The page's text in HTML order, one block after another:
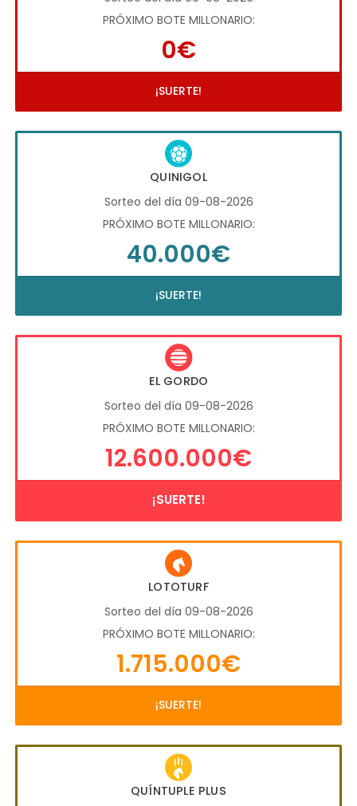
PRÓXIMO BOTE MILLONARIO:
0€
¡SUERTE!
QUINIGOL
Sorteo del día 09-08-2026
PRÓXIMO BOTE MILLONARIO:
40.000€
¡SUERTE!
EL GORDO
Sorteo del día 09-08-2026
PRÓXIMO BOTE MILLONARIO:
12.600.000€
¡SUERTE!
LOTOTURF
Sorteo del día 09-08-2026
PRÓXIMO BOTE MILLONARIO:
1.715.000€
¡SUERTE!
QUÍNTUPLE PLUS